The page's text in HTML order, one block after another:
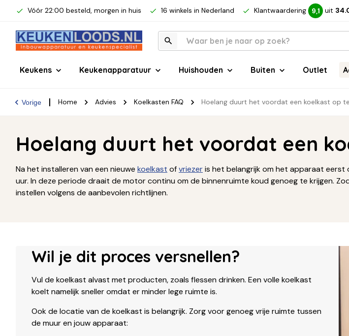
Vóór 22:00 besteld, morgen in huis 16 winkels in Nederland Klantwaardering 9,1 uit
Keukens Keukenapparatuur Huishouden Buiten Outlet
Vorige Home Advies Koelkasten FAQ Hoelang duurt het voordat een koelkast op
Hoelang duurt het voordat een
Na het installeren van een nieuwe koelkast ofvriezeris het belangrijk om het apparaat
uur. In deze periode draait de motor continu om de binnenruimte koud genoeg te krijgen.
instellen volgens de aanbevolen richtlijnen.
Wil je dit proces versnellen?
Vul de koelkast alvast met producten, zoals flessen drinken. Een volle koelkast
koelt namelijk sneller omdat er minder lege ruimte is.
Ook de locatie van de koelkast is belangrijk. Zorg voor genoeg vrije ruimte tussen
de muur en jouw apparaat: